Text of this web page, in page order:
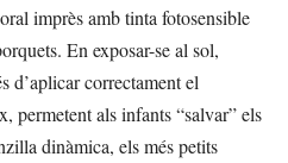
imprès amb tinta fotosensible
En exposar-se al sol,
d’aplicar correctament el
permetent als infants “salvar” els
dinàmica, els més petits